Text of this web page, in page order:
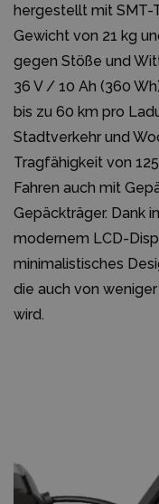
hergestellt mit SMT-
Gewicht von 21 kg
gegen Stöße und
36 V / 10 Ah (360
bis zu 60 km pro
Stadtverkehr und
Tragfähigkeit von
Fahren auch mit
Gepäckträger. Dank
modernem LCD-
minimalistisches
die auch von
wird.